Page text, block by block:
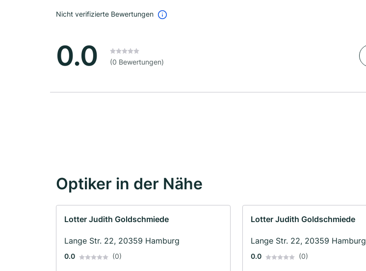
Nicht verifizierte Bewertungen
0.0 (0 Bewertungen)
Optiker in der Nähe
Lotter Judith Goldschmiede
Lange Str. 22, 20359 Hamburg
0.0 (0)
Lotter Judith Goldschmiede
Lange Str. 22, 20359 Hamburg
0.0 (0)